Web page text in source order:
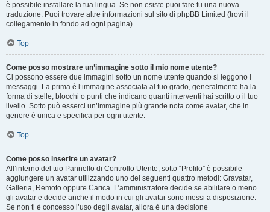
è possibile installare la tua lingua. Se non esiste puoi fare tu una nuova
traduzione. Puoi trovare altre informazioni sul sito di phpBB Limited (trovi il
collegamento in fondo ad ogni pagina).
Top
Come posso mostrare un’immagine sotto il mio nome utente?
Ci possono essere due immagini sotto un nome utente quando si leggono i
messaggi. La prima è l’immagine associata al tuo grado, generalmente ha la
forma di stelle, blocchi o punti che indicano quanti interventi hai scritto o il tuo
livello. Sotto può esserci un’immagine più grande nota come avatar, che in
genere è unica e specifica per ogni utente.
Top
Come posso inserire un avatar?
All’interno del tuo Pannello di Controllo Utente, sotto “Profilo” è possibile
aggiungere un avatar utilizzando uno dei seguenti quattro metodi: Gravatar,
Galleria, Remoto oppure Carica. L’amministratore decide se abilitare o meno
gli avatar e decide anche il modo in cui gli avatar sono messi a disposizione.
Se non ti è concesso l’uso degli avatar, allora è una decisione